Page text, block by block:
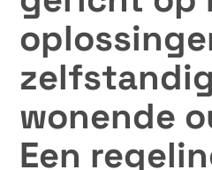
zelfstandig
wonende
Een